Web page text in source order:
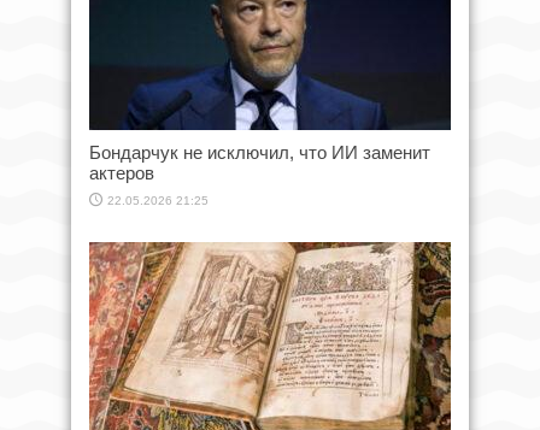
Бондарчук не исключил, что ИИ заменит
актеров
22.05.2026 21:25